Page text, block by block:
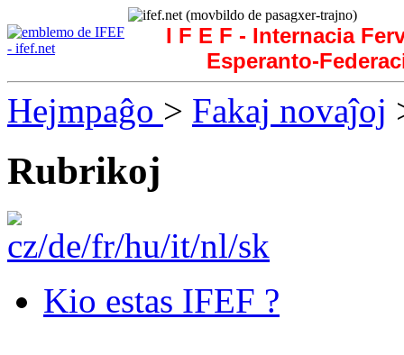
I F E F - Internacia
Esperanto-
Hejmpaĝo > Fakaj novaĵoj
Rubrikoj
Kio estas IFEF ?